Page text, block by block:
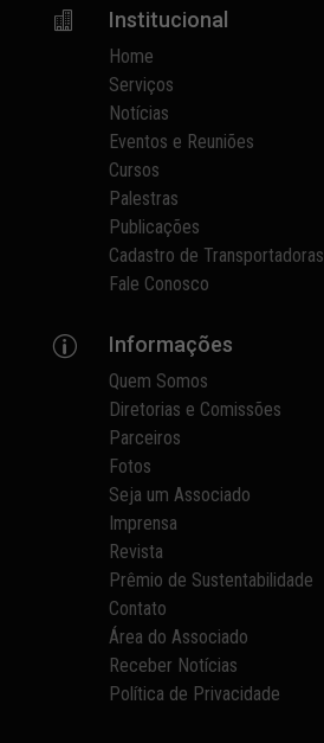
 Institucional
Home
Serviços
Notícias
Eventos e Reuniões
Cursos
Palestras
Publicações
Cadastro de Transportadoras
Fale Conosco
p Informações
Quem Somos
Diretorias e Comissões
Parceiros
Fotos
Seja um Associado
Imprensa
Revista
Prêmio de Sustentabilidade
Contato
Área do Associado
Receber Notícias
Política de Privacidade